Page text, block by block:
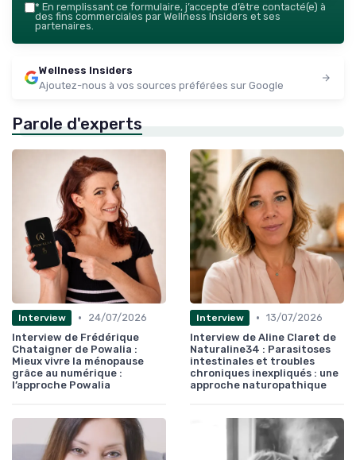
* En remplissant ce formulaire, j’accepte d’être contacté(e) à
des fins commerciales par Wellness Insiders et ses
partenaires.
Wellness Insiders
Ajoutez-nous à vos sources préférées sur Google
Parole d'experts
Interview •
24/07/2026
Interview de Frédérique
Chataigner de Powalia :
Mieux vivre la ménopause
grâce au numérique :
l’approche Powalia
Interview • 13/07/2026
Interview de Aline Claret de
Naturaline34 : Parasitoses
intestinales et troubles
chroniques inexpliqués : une
approche naturopathique